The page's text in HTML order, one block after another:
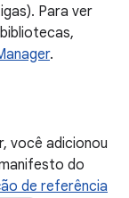
Para ver
.
você adicionou
do
de referência